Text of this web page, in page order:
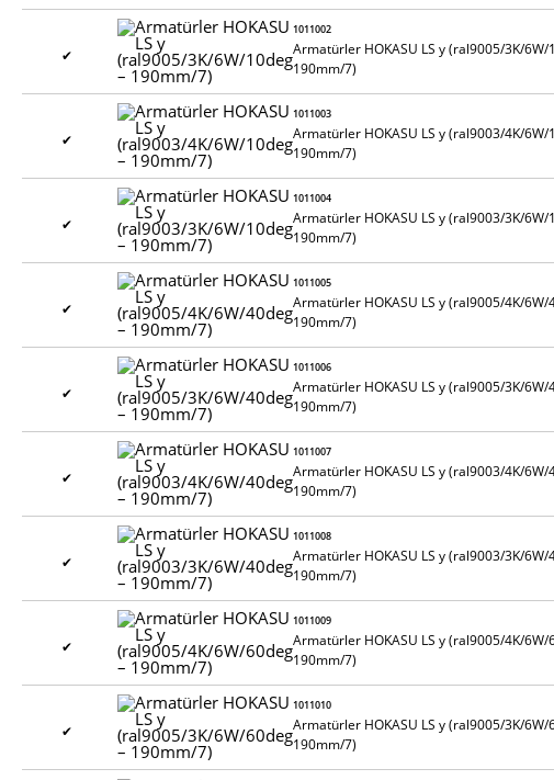
✔
1011002
Armatürler HOKASU LS y (ral9005/3K/6W/
190mm/7)
✔
1011003
Armatürler HOKASU LS y (ral9003/4K/6W/
190mm/7)
✔
1011004
Armatürler HOKASU LS y (ral9003/3K/6W/
190mm/7)
✔
1011005
Armatürler HOKASU LS y (ral9005/4K/6W/
190mm/7)
✔
1011006
Armatürler HOKASU LS y (ral9005/3K/6W/
190mm/7)
✔
1011007
Armatürler HOKASU LS y (ral9003/4K/6W/
190mm/7)
✔
1011008
Armatürler HOKASU LS y (ral9003/3K/6W/
190mm/7)
✔
1011009
Armatürler HOKASU LS y (ral9005/4K/6W/
190mm/7)
✔
1011010
Armatürler HOKASU LS y (ral9005/3K/6W/
190mm/7)